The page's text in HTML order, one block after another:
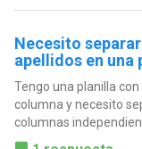
Necesito
apellidos en una
Tengo una planilla
columna y necesito
columnas